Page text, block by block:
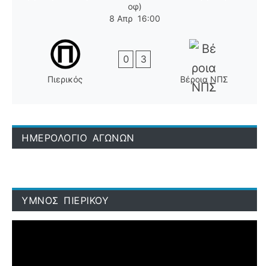
οφ)
8 Απρ 16:00
Πιερικός
0 3
Βέροια ΝΠΣ
ΗΜΕΡΟΛΟΓΙΟ ΑΓΩΝΩΝ
ΥΜΝΟΣ ΠΙΕΡΙΚΟΥ